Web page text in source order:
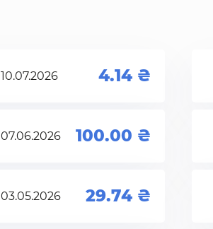
10.07.2026 4.14
07.06.2026 100.00
03.05.2026 29.74